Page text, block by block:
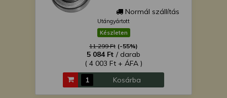
Normál szállítás
Utángyártott
Készleten
11 299 Ft (-55%)
5 084 Ft / darab
( 4 003 Ft + ÁFA )
Kosárba